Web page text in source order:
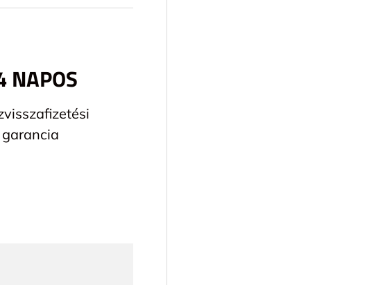
NAPOS
garancia